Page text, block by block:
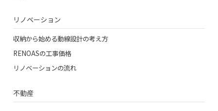
リノベーション
収納から始める動線設計の考え方
RENOASの工事価格
リノベーションの流れ
不動産